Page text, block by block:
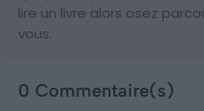
lire un livre alors osez
vous.
0 Commentaire(s)